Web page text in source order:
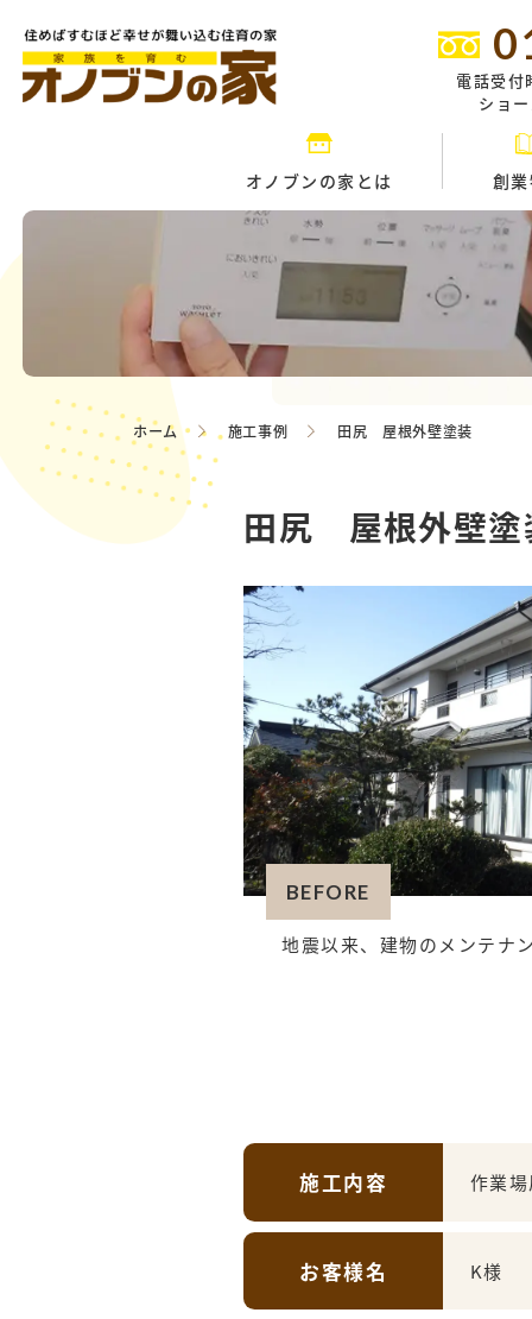
電話受
ショ
オノブンの家とは 創
ホーム 施工事例 田尻 屋根外壁塗装
田尻 屋根外壁塗
BEFORE
地震以来、建物のメンテナ
施工内容 作業
お客様名 K様